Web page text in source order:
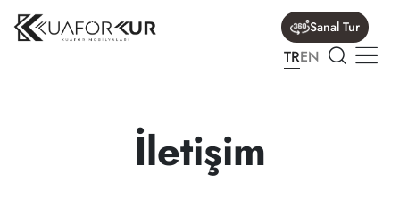
Sanal Tur
TREN
İletişim